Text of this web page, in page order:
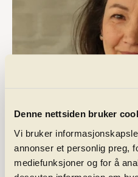
Denne nettsiden bruker
Vi bruker
annonser et personlig preg,
mediefunksjoner og for å